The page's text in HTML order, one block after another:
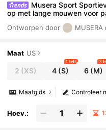
Musera Sport
op met lange mouwen voor
fitness, gym, workout en
Ontworpen door MUSERA
Maat US
2 (XS) 4(S)
1 left
6(M)
3
Controleer
Maatgids
Hoev.: